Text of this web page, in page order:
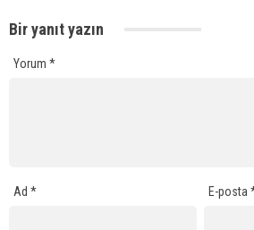
Bir yanıt yazın
Yorum *
Ad * E-posta